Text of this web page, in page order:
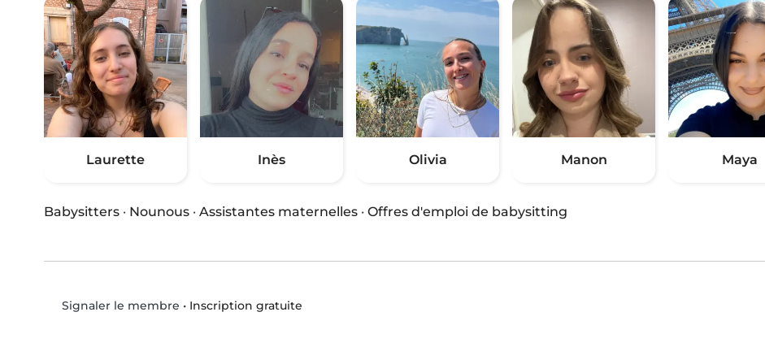
Laurette Inès Olivia Manon Maya
Babysitters · Nounous · Assistantes maternelles · Offres d'emploi de babysitting
Signaler le membre • Inscription gratuite